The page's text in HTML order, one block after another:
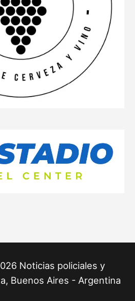
Noticias policiales y
Buenos Aires - Argentina